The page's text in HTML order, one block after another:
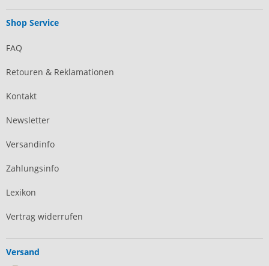
Shop Service
FAQ
Retouren & Reklamationen
Kontakt
Newsletter
Versandinfo
Zahlungsinfo
Lexikon
Vertrag widerrufen
Versand